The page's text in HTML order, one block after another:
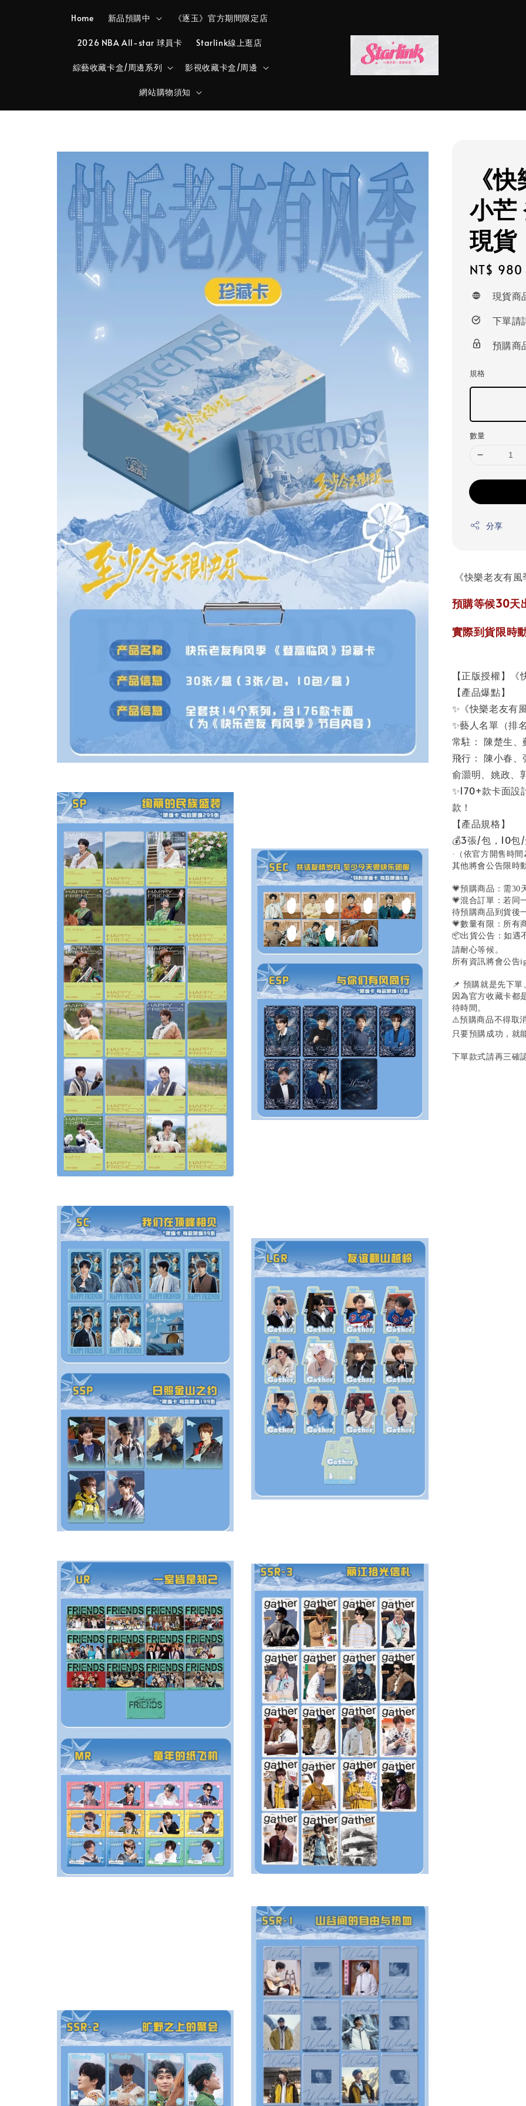
Home 新品預購中 《逐玉》官方期間限定店
2026 NBA All-star 球員卡 Starlink線上逛店
綜藝收藏卡盒/周邊系列 影視收藏卡盒/周邊
網站購物須知
《
小芒
現貨
Regular
price
NT$ 980
現貨商
下單請
預購商
規格
數量
分享
《快樂老友有
預購等候30天
實際到貨限時
【正版授權】
【產品爆點】
✨《快樂老友有
✨藝人名單（排
常駐： 陳楚生
飛行： 陳小春
俞灝明、姚政、
✨170+款卡面設
款！
【產品規格】
💰3張/包，10
·（依官方開售時
其他將會公告限時
💗預購商品：需30
💗混合訂單：若同
待預購商品到貨後
💗數量有限：所有
📦出貨公告：如遇
請耐心等候。
所有資訊將會公告
📌 預購就是先下
因為官方收藏卡都
待時間。
⚠️預購商品不得取
只要預購成功，就
下單款式請再三確